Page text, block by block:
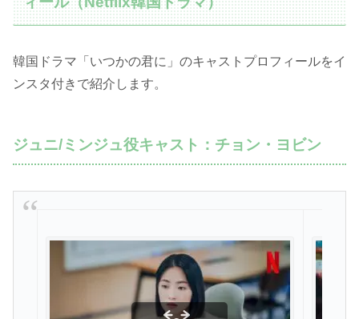
韓国ドラマ「いつかの君に」のキャストプロフィールをイ
ンスタ付きで紹介します。
ジュニ/ミンジュ役キャスト：チョン・ヨビン